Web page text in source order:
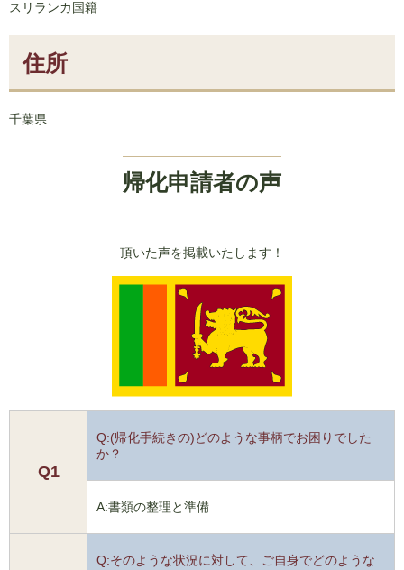
スリランカ国籍
住所
千葉県
帰化申請者の声
頂いた声を掲載いたします！
Q1
Q:(帰化手続きの)どのような事柄でお困りでした
か？
A:書類の整理と準備
Q:そのような状況に対して、ご自身でどのような